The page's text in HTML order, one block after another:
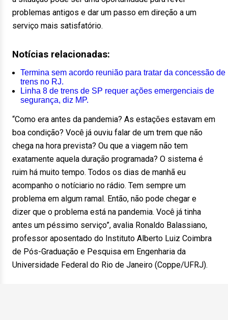
problemas antigos e dar um passo em direção a um
serviço mais satisfatório.
Notícias relacionadas:
Termina sem acordo reunião para tratar da concessão de
trens no RJ.
Linha 8 de trens de SP requer ações emergenciais de
segurança, diz MP.
“Como era antes da pandemia? As estações estavam em
boa condição? Você já ouviu falar de um trem que não
chega na hora prevista? Ou que a viagem não tem
exatamente aquela duração programada? O sistema é
ruim há muito tempo. Todos os dias de manhã eu
acompanho o notíciario no rádio. Tem sempre um
problema em algum ramal. Então, não pode chegar e
dizer que o problema está na pandemia. Você já tinha
antes um péssimo serviço”, avalia Ronaldo Balassiano,
professor aposentado do Instituto Alberto Luiz Coimbra
de Pós-Graduação e Pesquisa em Engenharia da
Universidade Federal do Rio de Janeiro (Coppe/UFRJ).